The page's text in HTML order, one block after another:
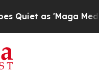
as 'Maga Media